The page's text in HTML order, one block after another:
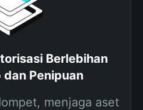
Berlebihan
dan Penipuan
menjaga aset